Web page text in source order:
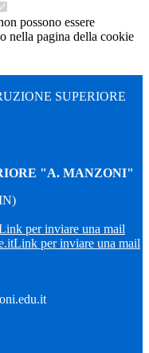
possono essere
nella pagina della cookie
SUPERIORE
"A. MANZONI"
per inviare una mail
Link per inviare una mail